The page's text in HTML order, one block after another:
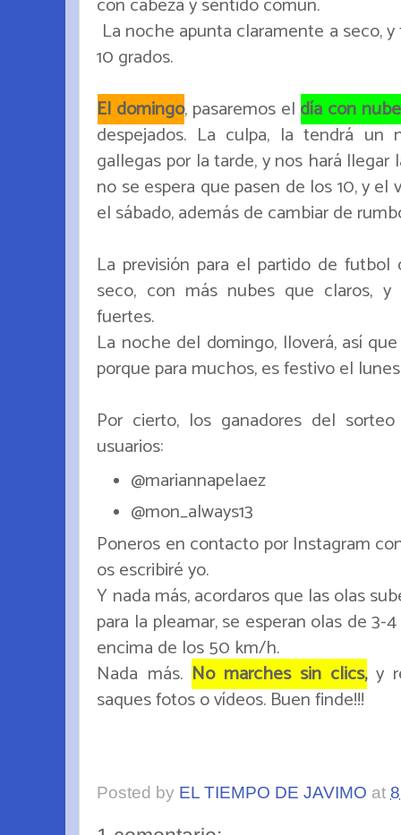
La noche apunta claramente a seco,
10 grados.
El domingo, pasaremos el día con nube
despejados. La culpa, la tendrá
gallegas por la tarde, y nos hará
no se espera que pasen de los 10, y
el sábado, además de cambiar de
La previsión para el partido de
seco, con más nubes que claros,
fuertes.
La noche del domingo, lloverá, así
porque para muchos, es festivo el
Por cierto, los ganadores del
usuarios:
@mariannapelaez
@mon_always13
Poneros en contacto por Instagram
os escribiré yo.
Y nada más, acordaros que las olas
para la pleamar, se esperan olas de
encima de los 50 km/h.
Nada más. No marches sin clics,y
saques fotos o vídeos. Buen finde!!!
Posted by EL TIEMPO DE JAVIMO at